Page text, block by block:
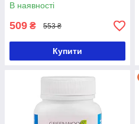
В наявності
509 ₴ 553 ₴
Купити